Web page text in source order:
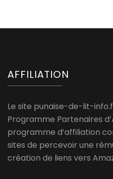
AFFILIATION
Le site punaise-de-lit-
Programme Partenaires
programme d’affiliation
sites de percevoir une
création de liens vers